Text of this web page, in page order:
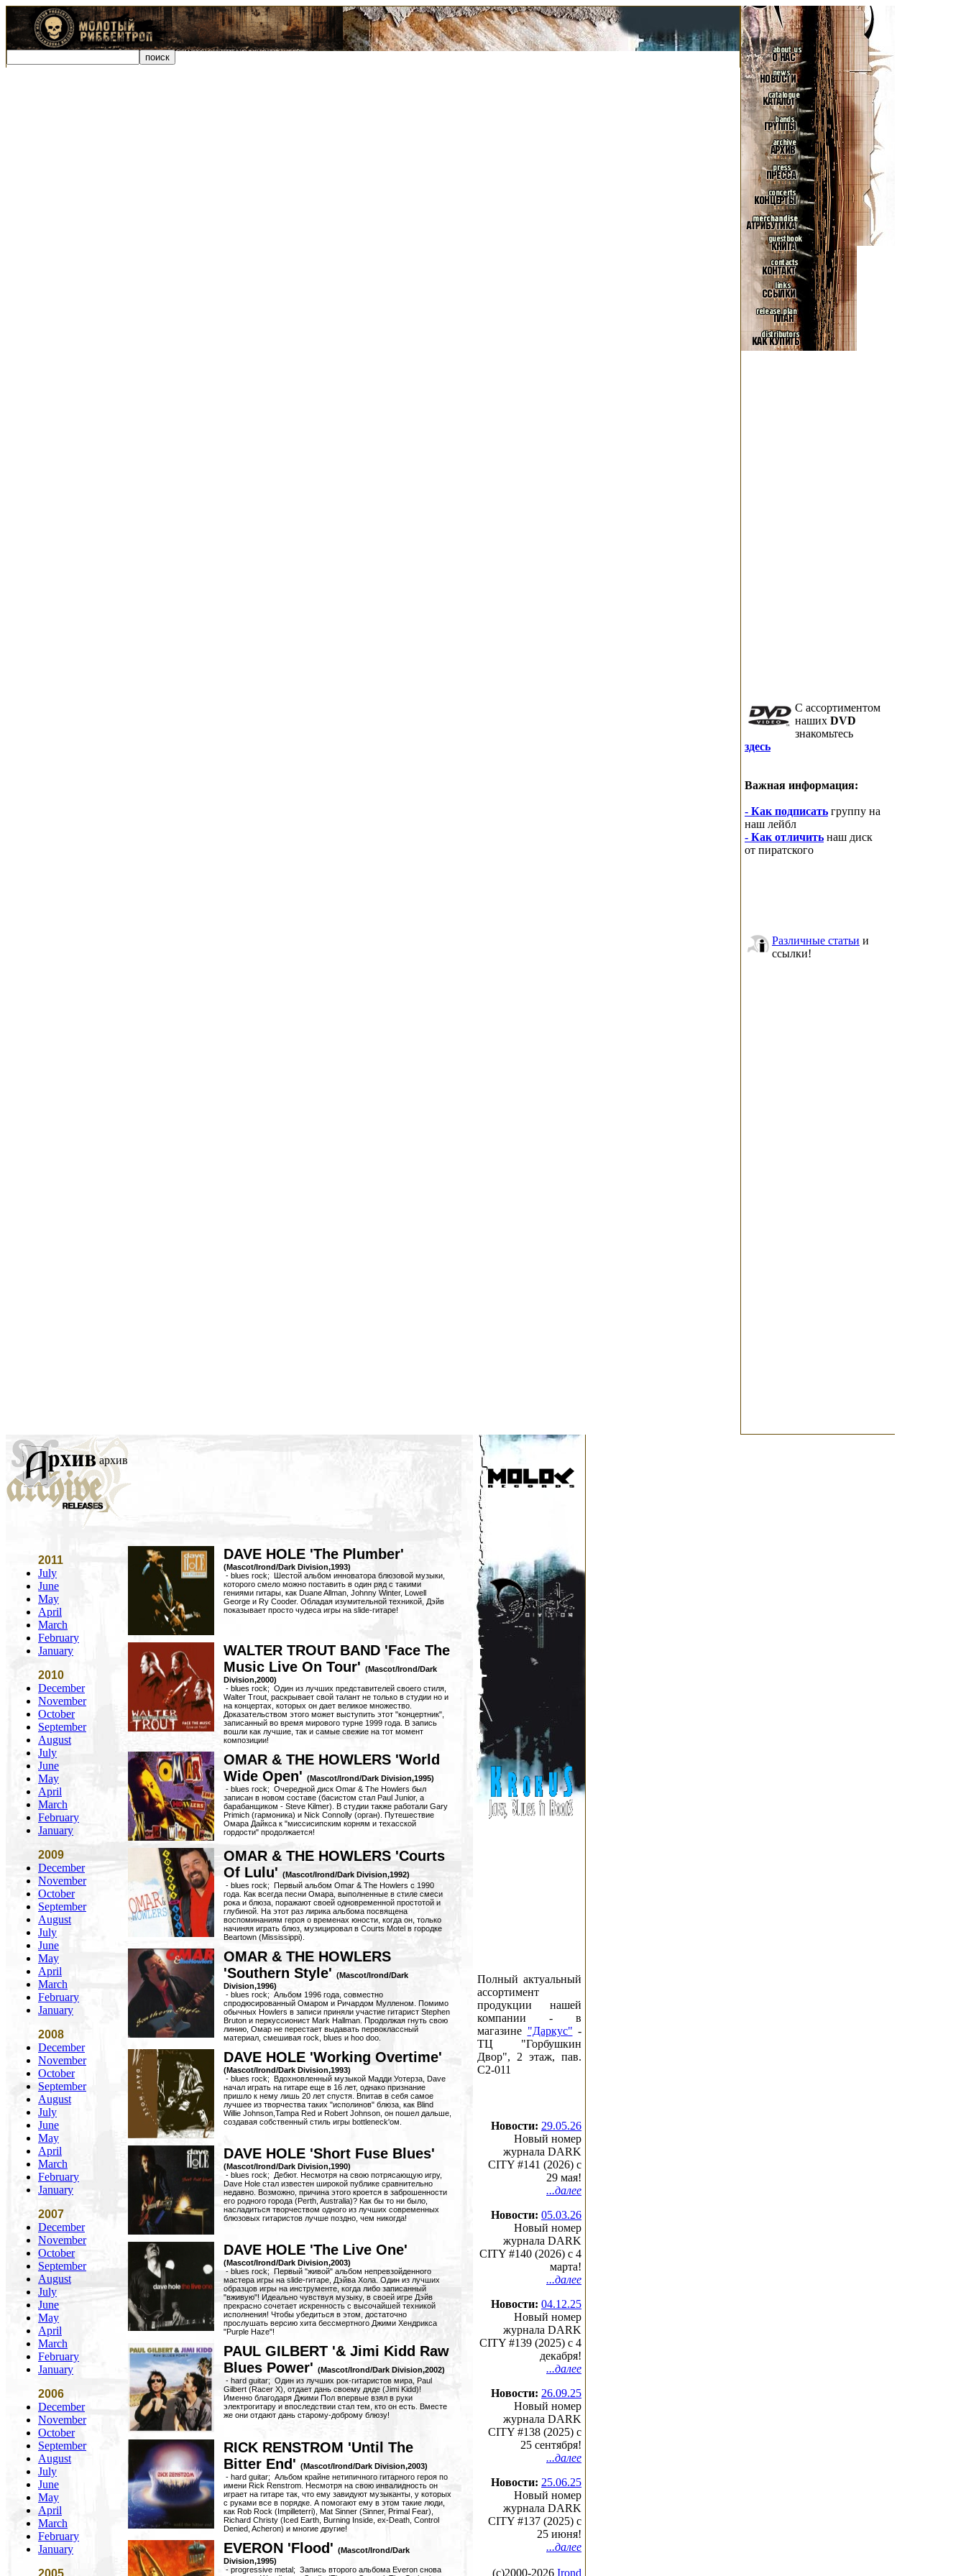
C ассортиментом
наших DVD
знакомьтесь
здесь
Важная информация:
- Как подписать группу на
наш лейбл
- Как отличить наш диск
от пиратского
Различные статьи и
ссылки!
архив
2011
July
June
May
April
March
February
January
2010
December
November
October
September
August
July
June
May
April
March
February
January
2009
December
November
October
September
August
July
June
May
April
March
February
January
2008
December
November
October
September
August
July
June
May
April
March
February
January
2007
December
November
October
September
August
July
June
May
April
March
February
January
2006
December
November
October
September
August
July
June
May
April
March
February
January
2005
DAVE HOLE 'The Plumber'
(Mascot/Irond/Dark Division,1993)
- blues rock; Шестой альбом инноватора блюзовой музыки,
которого смело можно поставить в один ряд с такими
гениями гитары, как Duane Allman, Johnny Winter, Lowell
George и Ry Cooder. Обладая изумительной техникой, Дэйв
показывает просто чудеса игры на slide-гитаре!
WALTER TROUT BAND 'Face The
Music Live On Tour' (Mascot/Irond/Dark
Division,2000)
- blues rock; Один из лучших представителей своего стиля,
Walter Trout, раскрывает свой талант не только в студии но и
на концертах, которых он дает великое множество.
Доказательством этого может выступить этот "концертник",
записанный во время мирового турне 1999 года. В запись
вошли как лучшие, так и самые свежие на тот момент
композиции!
OMAR & THE HOWLERS 'World
Wide Open' (Mascot/Irond/Dark Division,1995)
- blues rock; Очередной диск Оmar & The Howlers был
записан в новом составе (басистом стал Paul Junior, а
барабанщиком - Steve Kilmer). В студии также работали Gary
Primich (гармоника) и Nick Connolly (орган). Путешествие
Омара Дайкса к "миссисипским корням и техасской
гордости" продолжается!
OMAR & THE HOWLERS 'Courts
Of Lulu' (Mascot/Irond/Dark Division,1992)
- blues rock; Первый альбом Оmar & The Howlers с 1990
года. Как всегда песни Омара, выполненные в стиле смеси
рока и блюза, поражают своей одновременной простотой и
глубиной. На этот раз лирика альбома посвящена
воспоминаниям героя о временах юности, когда он, только
начиняя играть блюз, музицировал в Courts Motel в городке
Beartown (Mississippi).
OMAR & THE HOWLERS
'Southern Style' (Mascot/Irond/Dark
Division,1996)
- blues rock; Альбом 1996 года, совместно
спродюсированный Омаром и Ричардом Мулленом. Помимо
обычных Howlers в записи приняли участие гитарист Stephen
Bruton и перкуссионист Mark Hallman. Продолжая гнуть свою
линию, Омар не перестает выдавать первоклассный
материал, смешивая rock, blues и hoo doo.
DAVE HOLE 'Working Overtime'
(Mascot/Irond/Dark Division,1993)
- blues rock; Вдохновленный музыкой Мадди Уотерза, Dave
начал играть на гитаре еще в 16 лет, однако признание
пришло к нему лишь 20 лет спустя. Впитав в себя самое
лучшее из творчества таких "исполинов" блюза, как Blind
Willie Johnson,Tampa Red и Robert Johnson, он пошел дальше,
создавая собственный стиль игры bottleneck'ом.
DAVE HOLE 'Short Fuse Blues'
(Mascot/Irond/Dark Division,1990)
- blues rock; Дебют. Несмотря на свою потрясающую игру,
Dave Hole стал известен широкой публике сравнительно
недавно. Возможно, причина этого кроется в заброшенности
его родного города (Perth, Australia)? Как бы то ни было,
насладиться творчеством одного из лучших современных
блюзовых гитаристов лучше поздно, чем никогда!
DAVE HOLE 'The Live One'
(Mascot/Irond/Dark Division,2003)
- blues rock; Первый "живой" альбом непревзойденного
мастера игры на slide-гитаре, Дэйва Хола. Один из лучших
образцов игры на инструменте, когда либо записанный
"вживую"! Идеально чувствуя музыку, в своей игре Дэйв
прекрасно сочетает искренность с высочайшей техникой
исполнения! Чтобы убедиться в этом, достаточно
прослушать версию хита бессмертного Джими Хендрикса
"Purple Haze"!
PAUL GILBERT '& Jimi Kidd Raw
Blues Power' (Mascot/Irond/Dark Division,2002)
- hard guitar; Один из лучших рок-гитаристов мира, Paul
Gilbert (Racer X), отдает дань своему дяде (Jimi Kidd)!
Именно благодаря Джими Пол впервые взял в руки
электрогитару и впоследствии стал тем, кто он есть. Вместе
же они отдают дань старому-доброму блюзу!
RICK RENSTROM 'Until The
Bitter End' (Mascot/Irond/Dark Division,2003)
- hard guitar; Альбом крайне нетипичного гитарного героя по
имени Rick Renstrom. Несмотря на свою инвалидность он
играет на гитаре так, что ему завидуют музыканты, у которых
с руками все в порядке. А помогают ему в этом такие люди,
как Rob Rock (Impilleterri), Mat Sinner (Sinner, Primal Fear),
Richard Christy (Iced Earth, Burning Inside, ex-Death, Control
Denied, Acheron) и многие другие!
EVERON 'Flood' (Mascot/Irond/Dark
Division,1995)
- progressive metal; Запись второго альбома Everon снова
Полный актуальный
ассортимент
продукции нашей
компании - в
магазине "Даркус" -
ТЦ "Горбушкин
Двор", 2 этаж, пав.
C2-011
Новости: 29.05.26
Новый номер
журнала DARK
CITY #141 (2026) c
29 мая!
...далее
Новости: 05.03.26
Новый номер
журнала DARK
CITY #140 (2026) c 4
марта!
...далее
Новости: 04.12.25
Новый номер
журнала DARK
CITY #139 (2025) c 4
декабря!
...далее
Новости: 26.09.25
Новый номер
журнала DARK
CITY #138 (2025) c
25 сентября!
...далее
Новости: 25.06.25
Новый номер
журнала DARK
CITY #137 (2025) c
25 июня!
...далее
(с)2000-2026 Irond